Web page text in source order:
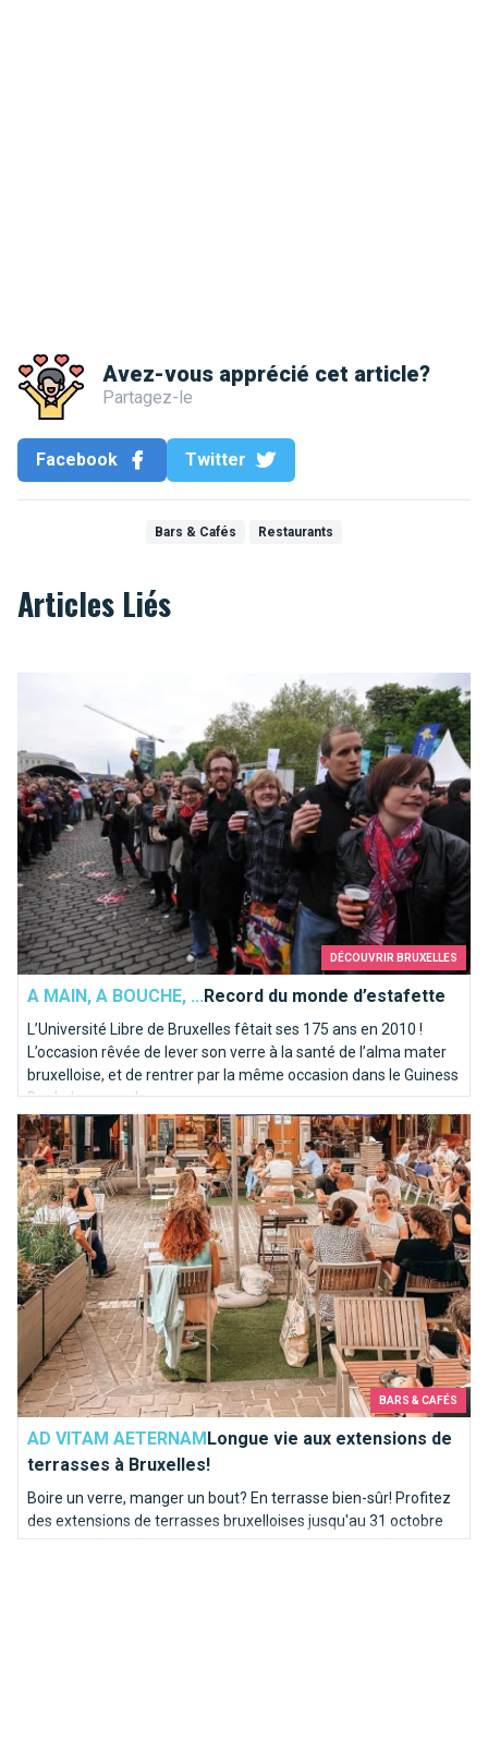
Avez-vous apprécié cet article?
Partagez-le
Facebook Twitter
Bars & Cafés Restaurants
Articles Liés
DÉCOUVRIR BRUXELLES
A MAIN, A BOUCHE, ... Record du monde d’estafette
L’Université Libre de Bruxelles fêtait ses 175 ans en 2010 !
L’occasion rêvée de lever son verre à la santé de l’alma mater
bruxelloise, et de rentrer par la même occasion dans le Guiness
Book des records.
BARS & CAFÉS
AD VITAM AETERNAMLongue vie aux extensions de
terrasses à Bruxelles!
Boire un verre, manger un bout? En terrasse bien-sûr! Profitez
des extensions de terrasses bruxelloises jusqu'au 31 octobre
mais pas d'inquiétude : elles reviendront chaque année!
Longue vie aux extensions de terrasses à Bruxelles!